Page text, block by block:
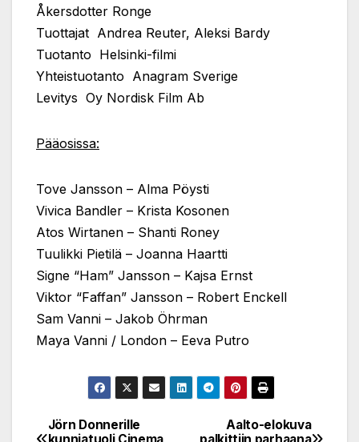
Åkersdotter Ronge
Tuottajat Andrea Reuter, Aleksi Bardy
Tuotanto Helsinki-filmi
Yhteistuotanto Anagram Sverige
Levitys Oy Nordisk Film Ab
Pääosissa:
Tove Jansson – Alma Pöysti
Vivica Bandler – Krista Kosonen
Atos Wirtanen – Shanti Roney
Tuulikki Pietilä – Joanna Haartti
Signe “Ham” Jansson – Kajsa Ernst
Viktor “Faffan” Jansson – Robert Enckell
Sam Vanni – Jakob Öhrman
Maya Vanni / London – Eeva Putro
Post
Aalto-elokuva
palkittiin parhaana
Jörn Donnerille
kunniatuoli Cinema